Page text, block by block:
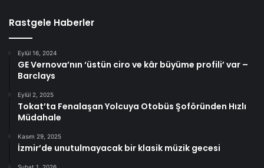
Rastgele Haberler
Eylül 16, 2024
GE Vernova’nın ‘üstün ciro ve kâr büyüme profili’ var –
Barclays
Eylül 2, 2025
Tokat’ta Fenalaşan Yolcuya Otobüs Şoföründen Hızlı
Müdahale
Kasım 29, 2025
İzmir’de unutulmayacak bir klasik müzik gecesi